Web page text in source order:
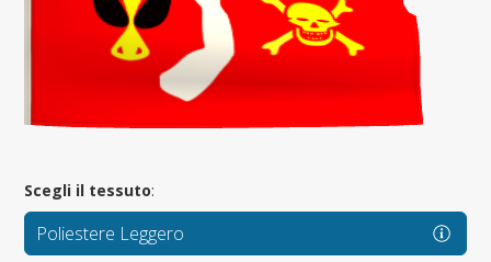
Scegli il tessuto:
Poliestere Leggero